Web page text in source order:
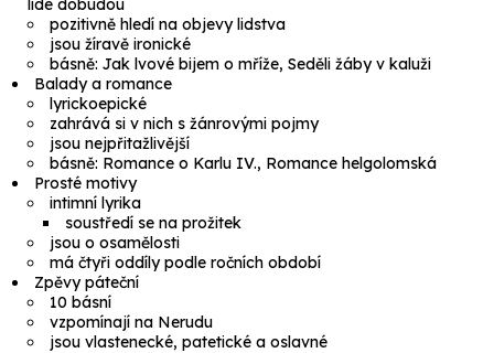
lidé dobudou
pozitivně hledí na objevy lidstva
jsou žíravě ironické
básně:Jak lvové bijem o mříže, Seděli žáby v kaluži
Balady a romance
lyrickoepické
zahrává si v nich s žánrovými pojmy
jsou nejpřitažlivější
básně: Romance o Karlu IV., Romance helgolomská
Prosté motivy
intimní lyrika
soustředí se na prožitek
jsou o osamělosti
má čtyři oddíly podle ročních období
Zpěvy páteční
10 básní
vzpomínají na Nerudu
jsou vlastenecké, patetické a oslavné